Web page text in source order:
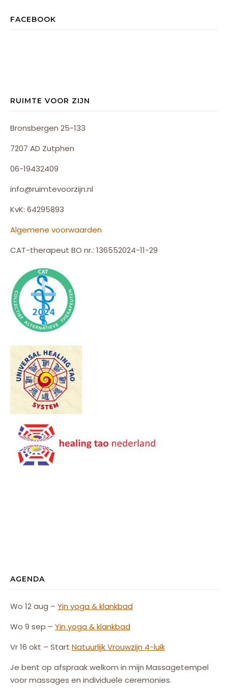
FACEBOOK
RUIMTE VOOR ZIJN
Bronsbergen 25-133
7207 AD Zutphen
06-19432409
info@ruimtevoorzijn.nl
KvK: 64295893
Algemene voorwaarden
CAT-therapeut BO nr.: 136552024-11-29
AGENDA
Wo 12 aug – Yin yoga & klankbad
Wo 9 sep – Yin yoga & klankbad
Vr 16 okt – Start NatuurlijkVrouwzijn 4-luik
Je bent op afspraak welkom in mijn Massagetempel
voor massages en individuele ceremonies.